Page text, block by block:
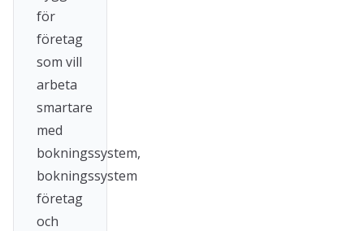
för
företag
som vill
arbeta
smartare
med
bokningssystem,
bokningssystem
företag
och